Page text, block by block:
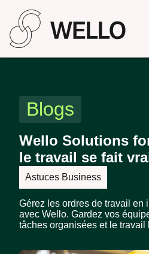
Blogs
Wello Solutions
le travail se fait
Astuces Business
Gérez les ordres de travail en
avec Wello. Gardez vos
tâches organisées et le travail